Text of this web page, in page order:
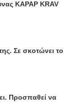
KAPAP KRAV
Σε σκοτώνει το
Προσπαθεί να